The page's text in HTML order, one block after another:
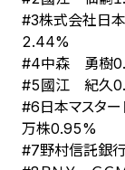
#3株式会社日本
2.44%
#4中森 勇樹
#5國江 紀久
#6日本マスター
万株0.95%
#7野村信託銀行